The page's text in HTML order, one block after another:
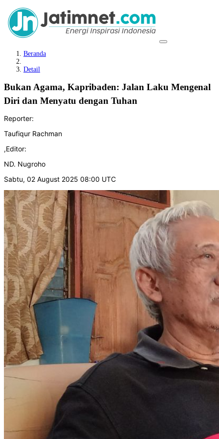
Beranda
Detail
Bukan Agama, Kapribaden: Jalan Laku Mengenal
Diri dan Menyatu dengan Tuhan
Reporter:
Taufiqur Rachman
,Editor:
ND. Nugroho
Sabtu, 02 August 2025 08:00 UTC